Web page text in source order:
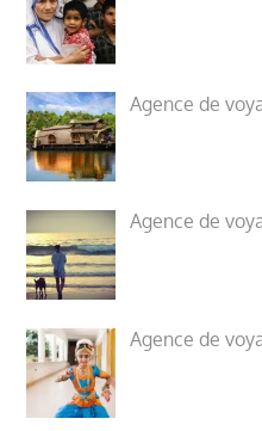
Agence de
Agence de
Agence de